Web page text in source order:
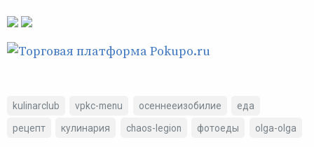
kulinarclub vpkc-menu осеннееизобилие
еда
рецепт
кулинария chaos-legion фотоеды olga-olga